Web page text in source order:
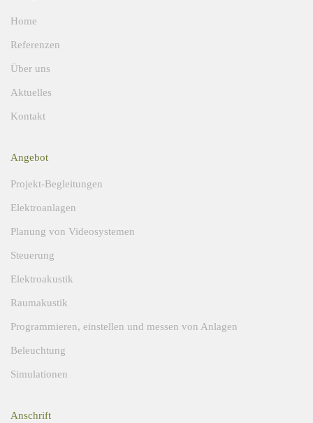
Home
Referenzen
Über uns
Aktuelles
Kontakt
Angebot
Projekt-Begleitungen
Elektroanlagen
Planung von Videosystemen
Steuerung
Elektroakustik
Raumakustik
Programmieren, einstellen und messen von Anlagen
Beleuchtung
Simulationen
Anschrift